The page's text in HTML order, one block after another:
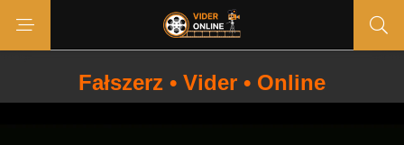
Fałszerz • Vider • Online